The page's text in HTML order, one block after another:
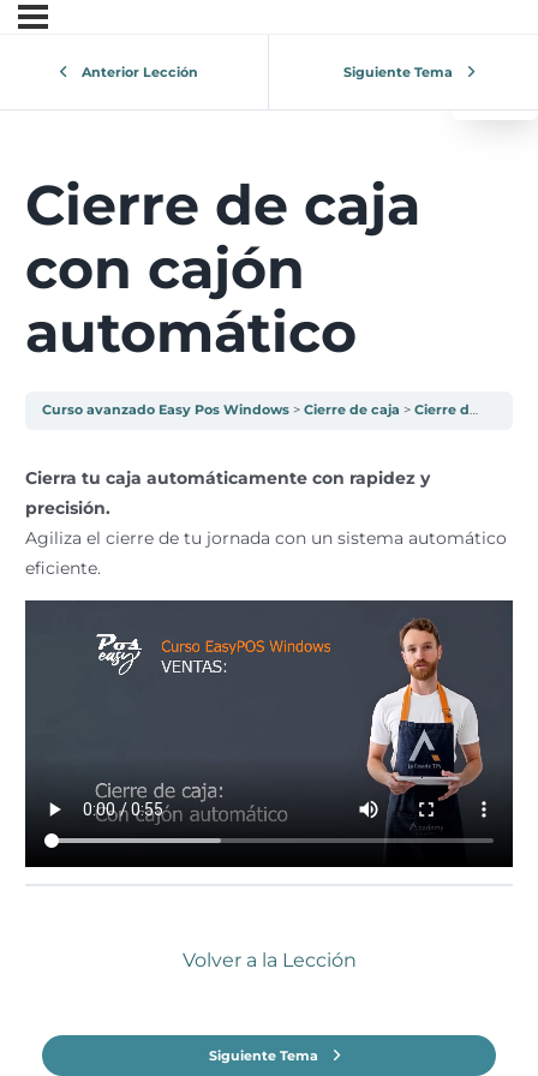
Anterior Lección Siguiente Tema
Cierre de caja
con cajón
automático
Curso avanzado Easy Pos Windows Cierre de caja Cierre de caja con cajón automático
Cierra tu caja automáticamente con rapidez y
precisión.
Agiliza el cierre de tu jornada con un sistema automático
eficiente.
Volver a la Lección
Siguiente Tema